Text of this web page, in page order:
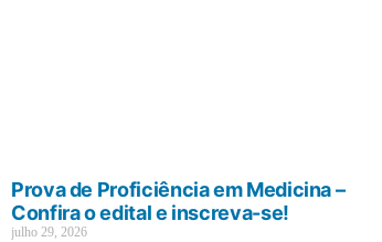
Prova de Proficiência em Medicina –
Confira o edital e inscreva-se!
julho 29, 2026